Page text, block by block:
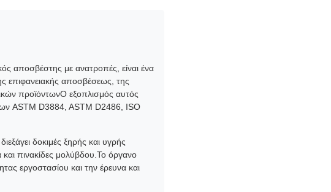
αποσβέστης με ανατροπές, είναι ένα
επιφανειακής αποσβέσεως, της
προϊόντωνΟ εξοπλισμός αυτός
ASTM D3884, ASTM D2486, ISO
δοκιμές ξηρής και υγρής
πινακίδες μολύβδου.Το όργανο
εργοστασίου και την έρευνα και